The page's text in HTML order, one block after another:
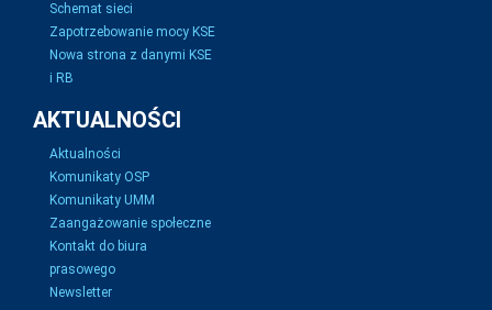
Schemat sieci
Zapotrzebowanie mocy KSE
Nowa strona z danymi KSE
i RB
AKTUALNOŚCI
Aktualności
Komunikaty OSP
Komunikaty UMM
Zaangażowanie społeczne
Kontakt do biura
prasowego
Newsletter